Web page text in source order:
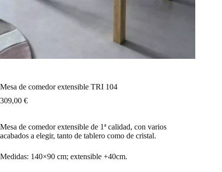
Mesa de comedor extensible TRI 104
309,00 €
Mesa de comedor extensible de 1ª calidad, con varios
acabados a elegir, tanto de tablero como de cristal.
Medidas: 140×90 cm; extensible +40cm.